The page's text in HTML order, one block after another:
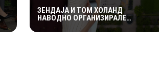
ЗЕНДАЈА И ТОМ ХОЛАНД
НАВОДНО ОРГАНИЗИРАЛЕ
ПРИВАТНА СВАДБЕНА ПРОСЛАВА
ВО АНГЛИЈА, ОТКАКО ТАЈНО СЕ